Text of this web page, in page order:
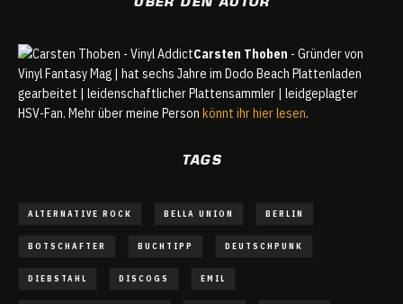
Carsten Thoben - Gründer von
Vinyl Fantasy Mag | hat sechs Jahre im Dodo Beach Plattenladen
gearbeitet | leidenschaftlicher Plattensammler | leidgeplagter
HSV-Fan. Mehr über meine Person könnt ihr hier lesen.
TAGS
ALTERNATIVE ROCK BELLA UNION BERLIN
BOTSCHAFTER BUCHTIPP DEUTSCHPUNK
DIEBSTAHL DISCOGS EMIL